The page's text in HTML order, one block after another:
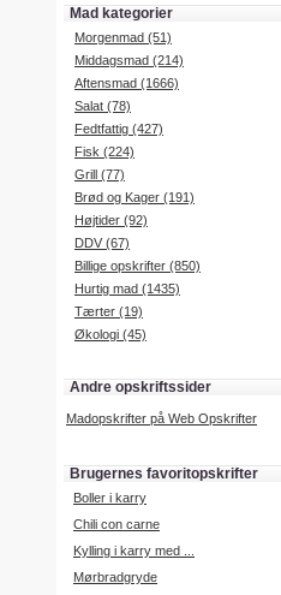
Mad kategorier
Morgenmad (51)
Middagsmad (214)
Aftensmad (1666)
Salat (78)
Fedtfattig (427)
Fisk (224)
Grill (77)
Brød og Kager (191)
Højtider (92)
DDV (67)
Billige opskrifter (850)
Hurtig mad (1435)
Tærter (19)
Økologi (45)
Andre opskriftssider
Madopskrifter på Web Opskrifter
Brugernes favoritopskrifter
Boller i karry
Chili con carne
Kylling i karry med ...
Mørbradgryde